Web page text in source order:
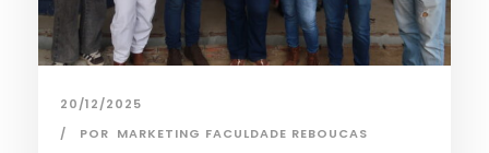
20/12/2025
POR MARKETING FACULDADE REBOUCAS